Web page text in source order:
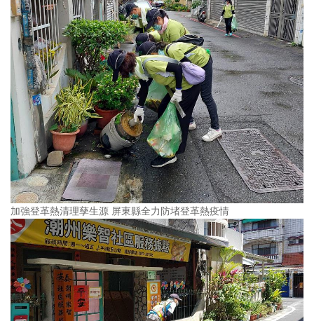
加強登革熱清理孳生源 屏東縣全力防堵登革熱疫情